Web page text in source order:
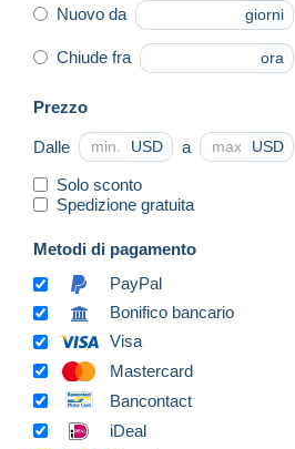
Nuovo da giorni
Chiude fra ora
Prezzo
Dalle USD a USD
Solo sconto
Spedizione gratuita
Metodi di pagamento
PayPal
Bonifico bancario
Visa
Mastercard
Bancontact
iDeal